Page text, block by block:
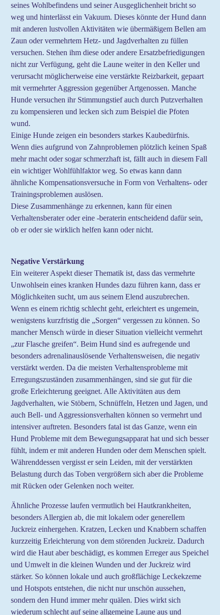
seines Wohlbefindens und seiner Ausgeglichenheit bricht so
weg und hinterlässt ein Vakuum. Dieses könnte der Hund dann
mit anderen lustvollen Aktivitäten wie übermäßigem Bellen am
Zaun oder vermehrtem Hetz- und Jagdverhalten zu füllen
versuchen. Stehen ihm diese oder andere Ersatzbefriedigungen
nicht zur Verfügung, geht die Laune weiter in den Keller und
verursacht möglicherweise eine verstärkte Reizbarkeit, gepaart
mit vermehrter Aggression gegenüber Artgenossen. Manche
Hunde versuchen ihr Stimmungstief auch durch Putzverhalten
zu kompensieren und lecken sich zum Beispiel die Pfoten
wund.
Einige Hunde zeigen ein besonders starkes Kaubedürfnis.
Wenn dies aufgrund von Zahnproblemen plötzlich keinen Spaß
mehr macht oder sogar schmerzhaft ist, fällt auch in diesem Fall
ein wichtiger Wohlfühlfaktor weg. So etwas kann dann
ähnliche Kompensationsversuche in Form von Verhaltens- oder
Trainingsproblemen auslösen.
Diese Zusammenhänge zu erkennen, kann für einen
Verhaltensberater oder eine -beraterin entscheidend dafür sein,
ob er oder sie wirklich helfen kann oder nicht.
Negative Verstärkung
Ein weiterer Aspekt dieser Thematik ist, dass das vermehrte
Unwohlsein eines kranken Hundes dazu führen kann, dass er
Möglichkeiten sucht, um aus seinem Elend auszubrechen.
Wenn es einem richtig schlecht geht, erleichtert es ungemein,
wenigstens kurzfristig die „Sorgen“ vergessen zu können. So
mancher Mensch würde in dieser Situation vielleicht vermehrt
„zur Flasche greifen“. Beim Hund sind es aufregende und
besonders adrenalinauslösende Verhaltensweisen, die negativ
verstärkt werden. Da die meisten Verhaltensprobleme mit
Erregungszuständen zusammenhängen, sind sie gut für die
große Erleichterung geeignet. Alle Aktivitäten aus dem
Jagdverhalten, wie Stöbern, Schnüffeln, Hetzen und Jagen, und
auch Bell- und Aggressionsverhalten können so vermehrt und
intensiver auftreten. Besonders fatal ist das Ganze, wenn ein
Hund Probleme mit dem Bewegungsapparat hat und sich besser
fühlt, indem er mit anderen Hunden oder dem Menschen spielt.
Währenddessen vergisst er sein Leiden, mit der verstärkten
Belastung durch das Toben vergrößern sich aber die Probleme
mit Rücken oder Gelenken noch weiter.
Ähnliche Prozesse laufen vermutlich bei Hautkrankheiten,
besonders Allergien ab, die mit lokalem oder generellem
Juckreiz einhergehen. Kratzen, Lecken und Knabbern schaffen
kurzzeitig Erleichterung von dem störenden Juckreiz. Dadurch
wird die Haut aber beschädigt, es kommen Erreger aus Speichel
und Umwelt in die kleinen Wunden und der Juckreiz wird
stärker. So können lokale und auch großflächige Leckekzeme
und Hotspots entstehen, die nicht nur unschön aussehen,
sondern den Hund immer mehr quälen. Dies wirkt sich
wiederum schlecht auf seine allgemeine Laune aus und